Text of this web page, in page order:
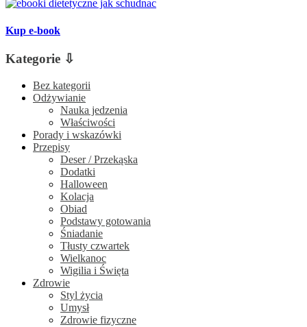
Kup e-book
Kategorie ⇩
Bez kategorii
Odżywianie
Nauka jedzenia
Właściwości
Porady i wskazówki
Przepisy
Deser / Przekąska
Dodatki
Halloween
Kolacja
Obiad
Podstawy gotowania
Śniadanie
Tłusty czwartek
Wielkanoc
Wigilia i Święta
Zdrowie
Styl życia
Umysł
Zdrowie fizyczne